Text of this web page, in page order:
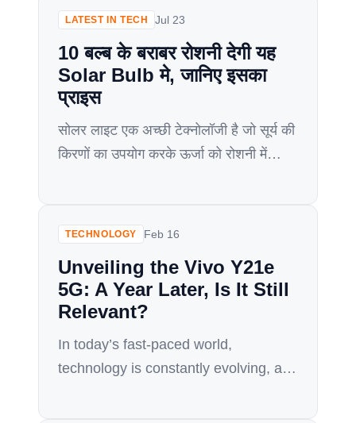
के पंखे, AC चलना शुरू हो जाते हैं। लेकिन गर्मी
LATEST IN TECH Jul 23
10 बल्ब के बराबर रोशनी देगी यह
Solar Bulb मे, जानिए इसका
प्राइस
सोलर लाइट एक अच्छी टेक्नोलॉजी है जो सूर्य की
किरणों का उपयोग करके ऊर्जा को रोशनी में
है और पर्यावरण को भी प्रदूषण मुक्त बनाती है।
आवश्यकता के बिना […]
TECHNOLOGY Feb 16
Unveiling the Vivo Y21e
5G: A Year Later, Is It Still
Relevant?
In today’s fast-paced world,
technology is constantly evolving, and